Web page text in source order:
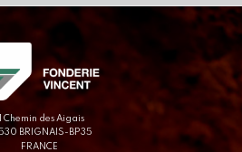
Chemin des Aigais
BRIGNAIS-BP35
FRANCE